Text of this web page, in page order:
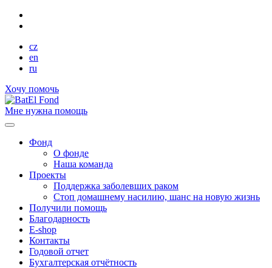
cz
en
ru
Хочу помочь
Мне нужна помощь
Фонд
О фонде
Наша команда
Проекты
Поддержка заболевших раком
Стоп домашнему насилию, шанс на новую жизнь
Получили помощь
Благодарность
E-shop
Контакты
Годовой отчет
Бухгалтерская отчётность